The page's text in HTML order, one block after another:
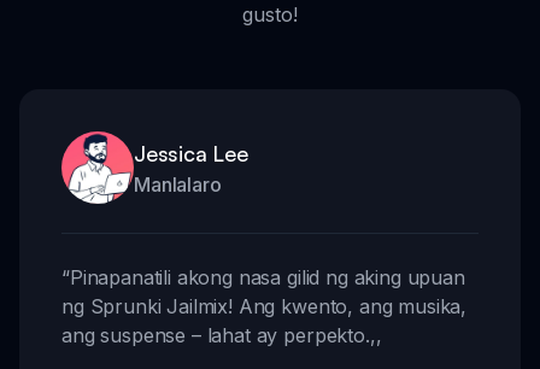
gusto!
Jessica Lee
Manlalaro
“Pinapanatili akong nasa gilid ng aking upuan
ng Sprunki Jailmix! Ang kwento, ang musika,
ang suspense – lahat ay perpekto.,,